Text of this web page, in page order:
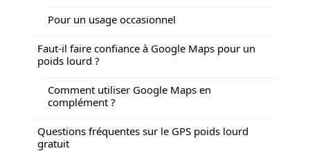
Pour un usage occasionnel
Faut-il faire confiance à Google Maps pour un
poids lourd ?
Comment utiliser Google Maps en
complément ?
Questions fréquentes sur le GPS poids lourd
gratuit